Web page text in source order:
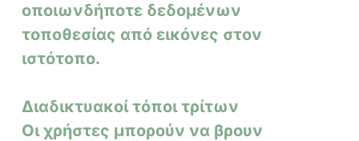
οποιωνδήποτε δεδομένων
τοποθεσίας από εικόνες στον
ιστότοπο.
Διαδικτυακοί τόποι τρίτων
Οι χρήστες μπορούν να βρουν